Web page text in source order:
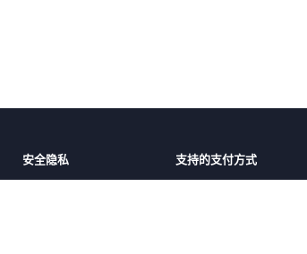
安全隐私 支持的支付方式